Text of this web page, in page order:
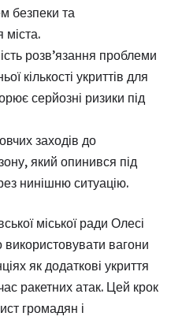
безпеки та
міста.
розв’язання проблеми
кількості укриттів для
серйозні ризики під
заходів до
який опинився під
нинішню ситуацію.
міської ради Олесі
вагони
як додаткові укриття
ракетних атак. Цей крок
громадян і